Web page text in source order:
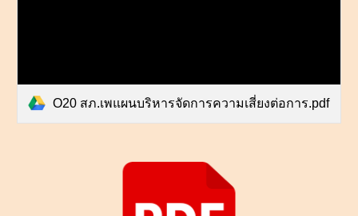
O20 สภ.เพแผนบริหารจัดการความเสี่ยงต่อการ.pdf